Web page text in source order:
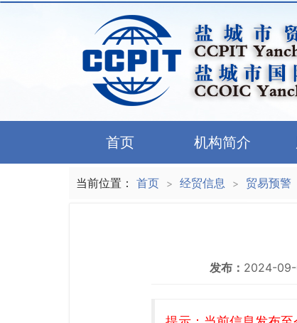
首页 机构简介
当前位置： 首页 > 经贸信息 > 贸易预警
发布： 2024-